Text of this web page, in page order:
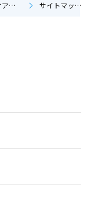
南島原市で酸素カプセルなら酸素カプセル オアシス サイトマップ